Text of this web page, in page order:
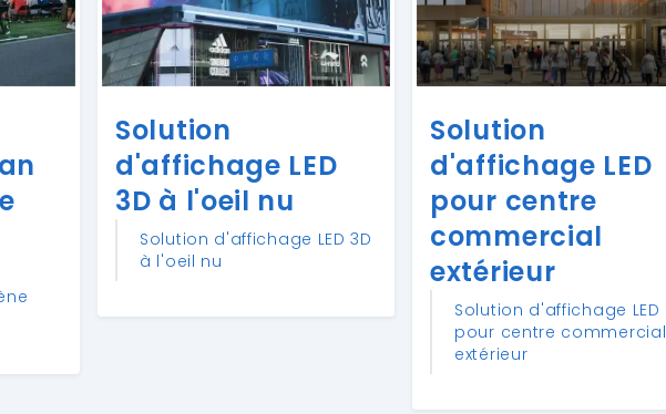
Solution
d'affichage LED
3D à l'oeil nu
Solution d'affichage LED 3D
à l'oeil nu
Solution
d'affichage LED
pour centre
commercial
extérieur
Solution d'affichage LED
pour centre commercial
extérieur